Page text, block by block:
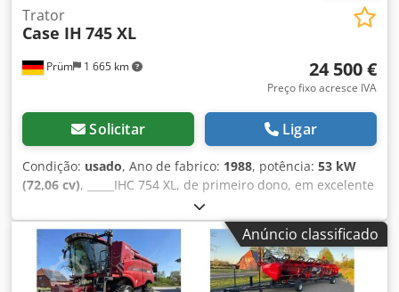
Prüm 1 665 km
Trator
Case IH 745 XL
24 500 €
Preço fixo acresce IVA
Solicitar Ligar
Condição: usado, Ano de fabrico: 1988, potência: 53 kW
(72,06 cv), _____IHC 754 XL, de primeiro dono, em excelente
estado. Horas de utilização: aproximadamente 8.600. Ano
de fabricação: 1988. Elevação dianteira. Tomada de força
dianteira. Caixa de velocidades de 30 km/h. Preço:
24.500,00 euros, sem IVA. Localização: [informação
ausente]. Credpfx Aszdmuton Eef
Anúncio classificado